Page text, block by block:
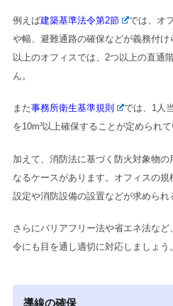
例えば建築基準法令第2節
では、オ
や幅、避難通路の確保などが義務付け
以上のオフィスでは、2つ以上の直通
ん。
また事務所衛生基準規則
では、1人
を10m³以上確保することが定められて
加えて、消防法に基づく防火対象物
なるケースがあります。オフィスの
設定や消防設備の設置などが求められ
さらにバリアフリー法や省エネ法な
令にも目を通し適切に対応しましょう。
導線の確保